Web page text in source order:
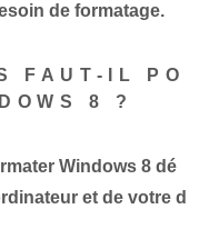
de formatage.
FAUT-IL PO
8 ?
Windows 8 dé
et de votre d